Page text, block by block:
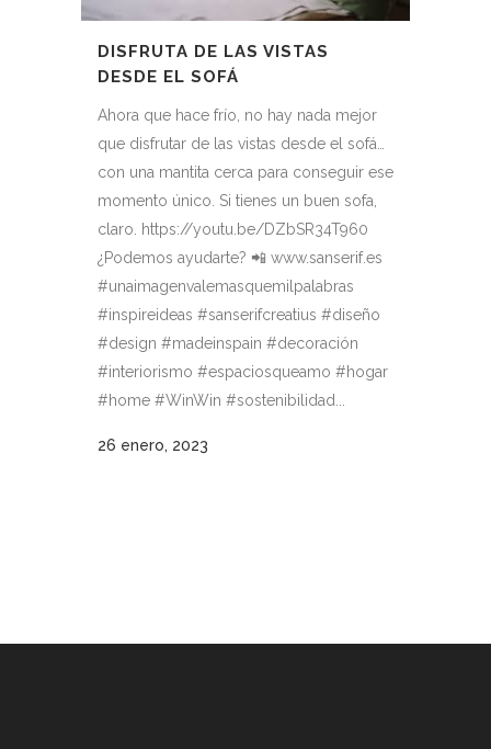
DISFRUTA DE LAS VISTAS
DESDE EL SOFÁ
Ahora que hace frío, no hay nada mejor
que disfrutar de las vistas desde el sofá…
con una mantita cerca para conseguir ese
momento único. Si tienes un buen sofa,
claro. https://youtu.be/DZbSR34T960
¿Podemos ayudarte? 📲 www.sanserif.es
#unaimagenvalemasquemilpalabras
#inspireideas #sanserifcreatius #diseño
#design #madeinspain #decoración
#interiorismo #espaciosqueamo #hogar
#home #WinWin #sostenibilidad...
26 enero, 2023